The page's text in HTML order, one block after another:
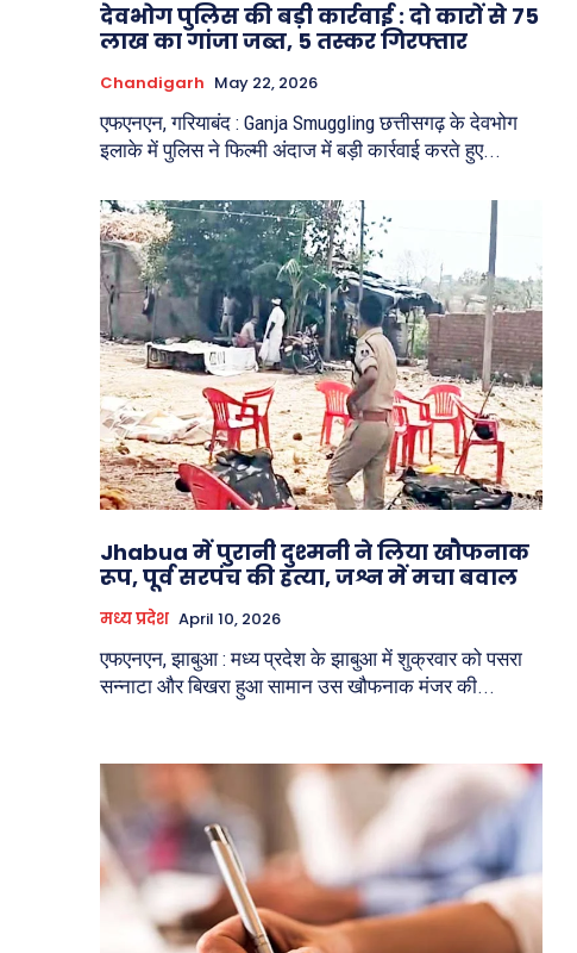
देवभोग पुलिस की बड़ी कार्रवाई : दो कारों से 75
लाख का गांजा जब्त, 5 तस्कर गिरफ्तार
Chandigarh May 22, 2026
एफएनएन, गरियाबंद : Ganja Smuggling छत्तीसगढ़ के देवभोग
इलाके में पुलिस ने फिल्मी अंदाज में बड़ी कार्रवाई करते हुए...
Jhabua में पुरानी दुश्मनी ने लिया खौफनाक
रूप, पूर्व सरपंच की हत्या, जश्न में मचा बवाल
मध्य प्रदेश April 10, 2026
एफएनएन, झाबुआ : मध्य प्रदेश के झाबुआ में शुक्रवार को पसरा
सन्नाटा और बिखरा हुआ सामान उस खौफनाक मंजर की...